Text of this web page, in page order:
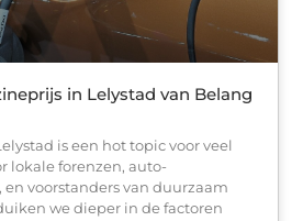
in Lelystad van Belang
is een hot topic voor veel
lokale forenzen, auto-
voorstanders van duurzaam
we dieper in de factoren